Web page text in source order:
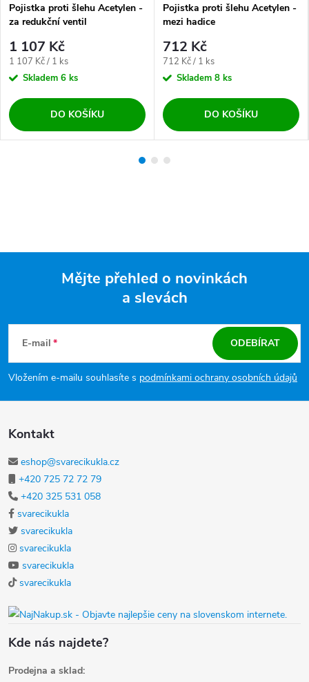
Pojistka proti šlehu Acetylen -
za redukční ventil
1 107 Kč
Měrná cena:
1 107 Kč / 1 ks
Skladem 6 ks
DO KOŠÍKU
Pojistka proti šlehu Acetylen -
mezi hadice
712 Kč
Měrná cena:
712 Kč / 1 ks
Skladem 8 ks
DO KOŠÍKU
Mějte přehled o novinkách
a slevách
E-mail
Vložením e-mailu souhlasíte s podmínkami ochrany osobních údajů
ODEBÍRAT
Kontakt
eshop@svarecikukla.cz
+420 725 72 72 79
+420 325 531 058
svarecikukla
svarecikukla
svarecikukla
svarecikukla
svarecikukla
Kde nás najdete?
Prodejna a sklad: